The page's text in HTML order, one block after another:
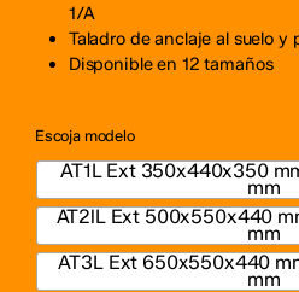
1/A
Taladro de anclaje al suelo y
Disponible en 12 tamaños
Escoja modelo
AT1L Ext 350x440x350
mm
AT2lL Ext 500x550x440
mm
AT3L Ext 650x550x440
mm